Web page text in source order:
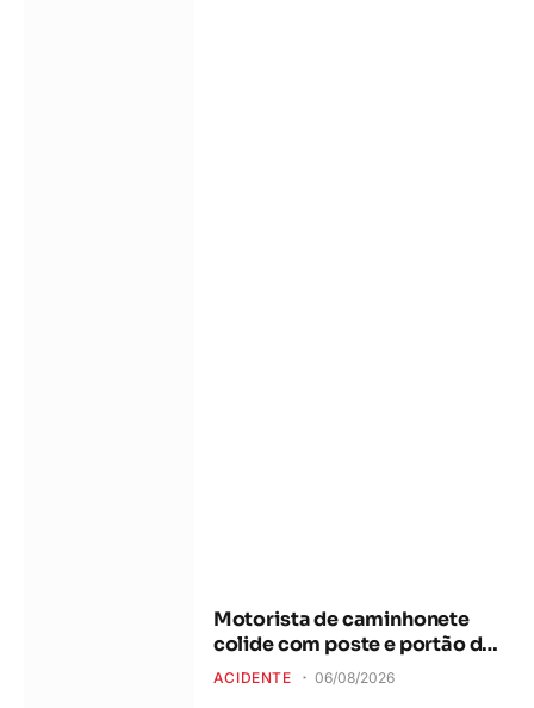
Motorista de caminhonete
colide com poste e portão de
casa no Rio Vermelho
ACIDENTE 06/08/2026